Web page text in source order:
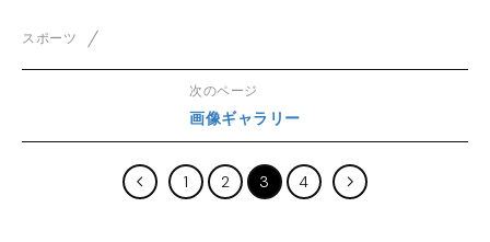
スポーツ
次のページ
画像ギャラリー
1 2 3 4